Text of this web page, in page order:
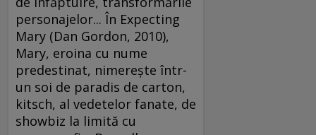
personajelor... În Expecting
Mary (Dan Gordon, 2010),
Mary, eroina cu nume
predestinat, nimereşte într-
un soi de paradis de carton,
kitsch, al vedetelor fanate, de
showbiz la limită cu